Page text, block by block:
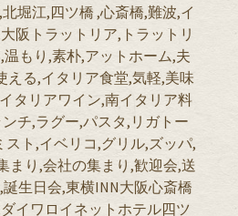
堀江,四ツ橋 ,心斎橋,難波,イ
阪トラットリア,トラットリ
もり,素朴,アットホーム,夫
える,イタリア食堂,気軽,美味
タリアワイン,南イタリア料
チ,ラグー,パスタ,リガトー
スト,イベリコ,グリル,ズッパ,
まり,会社の集まり,歓迎会,送
生日会,東横INN大阪心斎橋
イワロイネットホテル四ツ